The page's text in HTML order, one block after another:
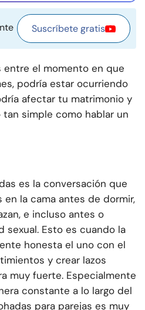
Suscríbete gratis
entre el momento en que
podría estar ocurriendo
afectar tu matrimonio y
tan simple como hablar un
es la conversación que
la cama antes de dormir,
e incluso antes o
sexual. Esto es cuando la
honesta el uno con el
y crear lazos
muy fuerte. Especialmente
constante a lo largo del
para parejas es muy